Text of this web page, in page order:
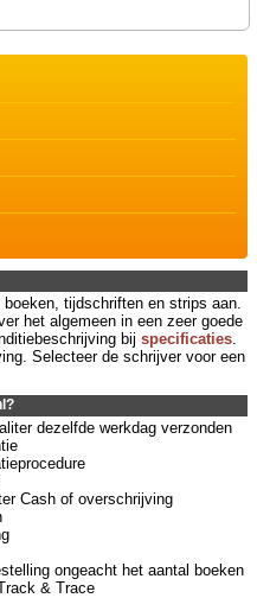
boeken, tijdschriften en strips aan.
het algemeen in een zeer goede
bij specificaties.
Selecteer de schrijver voor een
dezelfde werkdag verzonden
Cash of overschrijving
ongeacht het aantal boeken
& Trace